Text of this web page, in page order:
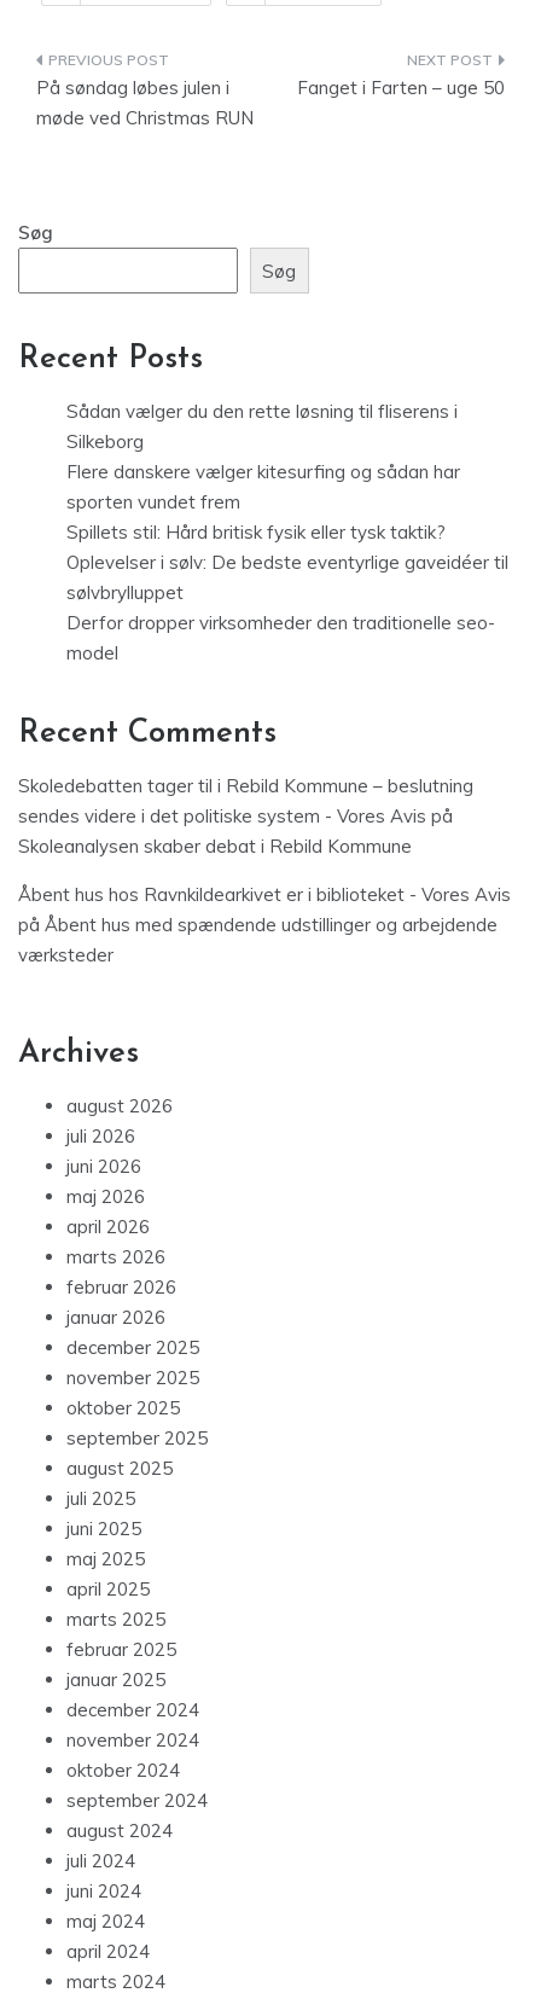
Indlægsnavigation
På søndag løbes julen i
møde ved Christmas RUN
Fanget i Farten – uge 50
Søg
Søg
Recent Posts
Sådan vælger du den rette løsning til fliserens i
Silkeborg
Flere danskere vælger kitesurfing og sådan har
sporten vundet frem
Spillets stil: Hård britisk fysik eller tysk taktik?
Oplevelser i sølv: De bedste eventyrlige gaveidéer til
sølvbrylluppet
Derfor dropper virksomheder den traditionelle seo-
model
Recent Comments
Skoledebatten tager til i Rebild Kommune – beslutning
sendes videre i det politiske system - Vores Avis på
Skoleanalysen skaber debat i Rebild Kommune
Åbent hus hos Ravnkildearkivet er i biblioteket - Vores Avis
på Åbent hus med spændende udstillinger og arbejdende
værksteder
Archives
august 2026
juli 2026
juni 2026
maj 2026
april 2026
marts 2026
februar 2026
januar 2026
december 2025
november 2025
oktober 2025
september 2025
august 2025
juli 2025
juni 2025
maj 2025
april 2025
marts 2025
februar 2025
januar 2025
december 2024
november 2024
oktober 2024
september 2024
august 2024
juli 2024
juni 2024
maj 2024
april 2024
marts 2024